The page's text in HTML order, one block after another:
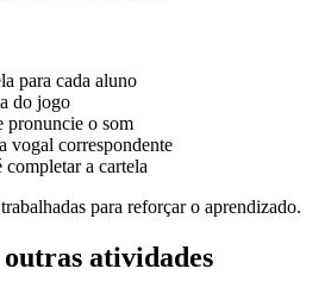
para cada aluno
do jogo
pronuncie o som
vogal correspondente
a cartela
para reforçar o aprendizado.
atividades